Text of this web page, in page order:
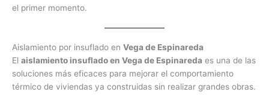
el primer momento.
Aislamiento por insuflado en Vega de Espinareda
El aislamiento insuflado en Vega de Espinareda es una de las
soluciones más eficaces para mejorar el comportamiento
térmico de viviendas ya construidas sin realizar grandes obras.